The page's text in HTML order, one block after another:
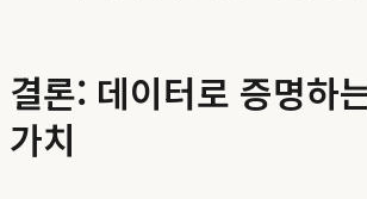
결론: 데이터로 증명하
가치